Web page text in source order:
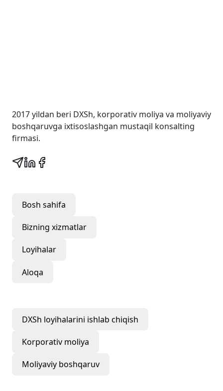
2017 yildan beri DXSh, korporativ moliya va moliyaviy
boshqaruvga ixtisoslashgan mustaqil konsalting
firmasi.
Bosh sahifa
Bizning xizmatlar
Loyihalar
Aloqa
DXSh loyihalarini ishlab chiqish
Korporativ moliya
Moliyaviy boshqaruv